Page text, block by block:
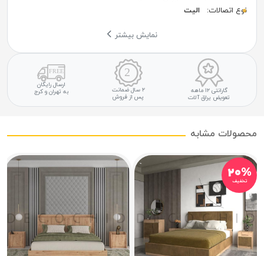
نوع اتصالات:
الیت
نمایش بیشتر
گارانتی ۱۲ ماهه
تعویض یراق آلات
۲ سال ضمانت
پس از فروش
ارسال رایگان
به تهران و کرج
محصولات مشابه
۲۰%
تخفیف